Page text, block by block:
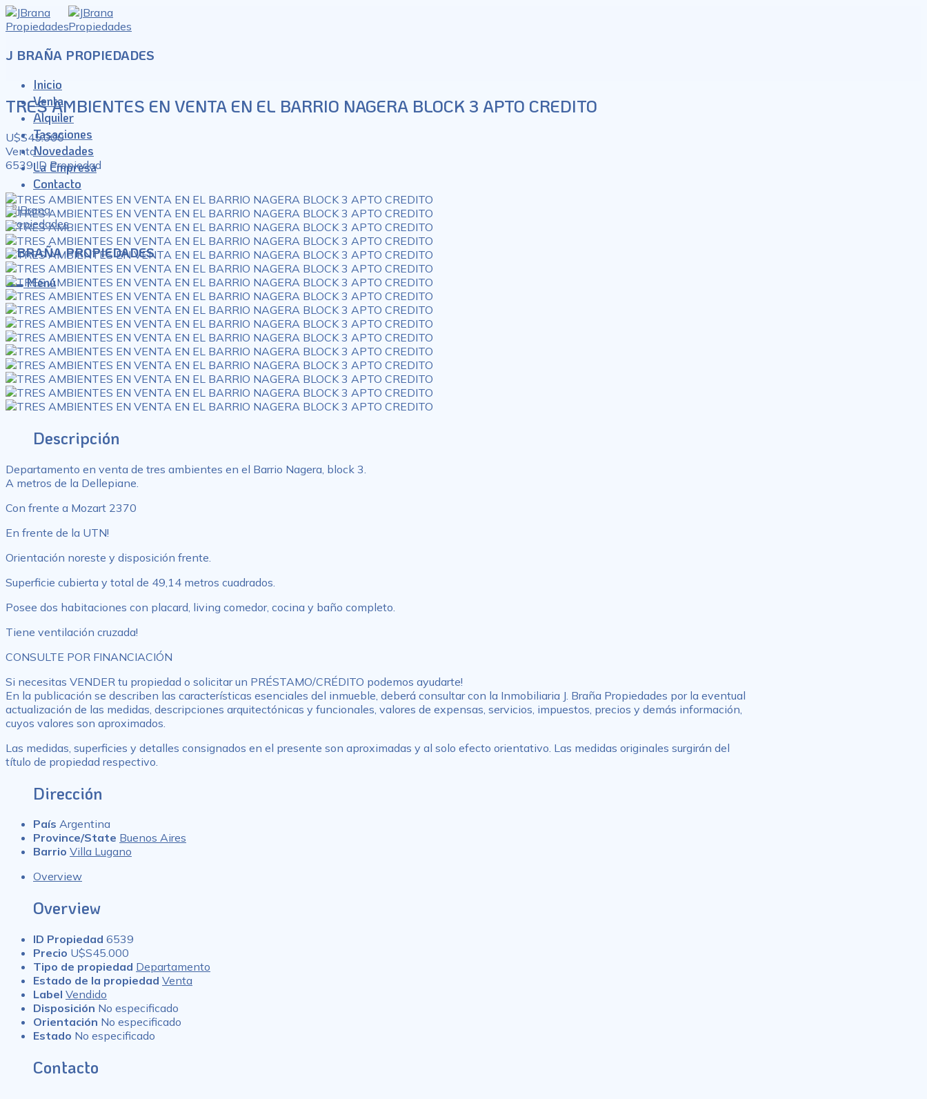
J BRAÑA PROPIEDADES
Inicio
Venta
Alquiler
Tasaciones
Novedades
La Empresa
Contacto
J BRAÑA PROPIEDADES
Menú
TRES AMBIENTES EN VENTA EN EL BARRIO NAGERA BLOCK 3 APTO CREDITO
U$S45.000
Venta
6539 ID Propiedad
Descripción
Departamento en venta de tres ambientes en el Barrio Nagera, block 3.
A metros de la Dellepiane.
Con frente a Mozart 2370
En frente de la UTN!
Orientación noreste y disposición frente.
Superficie cubierta y total de 49,14 metros cuadrados.
Posee dos habitaciones con placard, living comedor, cocina y baño completo.
Tiene ventilación cruzada!
CONSULTE POR FINANCIACIÓN
Si necesitas VENDER tu propiedad o solicitar un PRÉSTAMO/CRÉDITO podemos ayudarte!
En la publicación se describen las características esenciales del inmueble, deberá consultar con la Inmobiliaria J. Braña Propiedades por la eventual
actualización de las medidas, descripciones arquitectónicas y funcionales, valores de expensas, servicios, impuestos, precios y demás información,
cuyos valores son aproximados.
Las medidas, superficies y detalles consignados en el presente son aproximadas y al solo efecto orientativo. Las medidas originales surgirán del
título de propiedad respectivo.
Dirección
País Argentina
Province/State Buenos Aires
Barrio Villa Lugano
Overview
Overview
ID Propiedad 6539
Precio U$S45.000
Tipo de propiedad Departamento
Estado de la propiedad Venta
Label Vendido
Disposición No especificado
Orientación No especificado
Estado No especificado
Contacto